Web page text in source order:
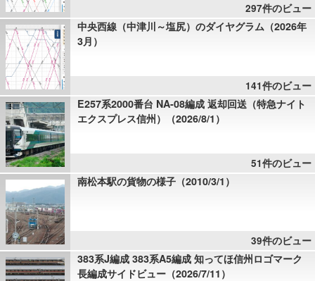
297件のビュー
中央西線（中津川～塩尻）のダイヤグラム（2026年
3月）
141件のビュー
E257系2000番台 NA-08編成 返却回送（特急ナイト
エクスプレス信州）（2026/8/1）
51件のビュー
南松本駅の貨物の様子（2010/3/1）
39件のビュー
383系J編成 383系A5編成 知ってほ信州ロゴマーク
長編成サイドビュー（2026/7/11）